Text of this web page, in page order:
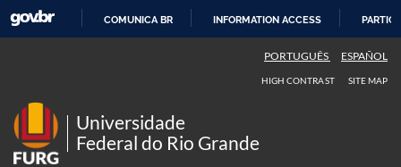
COMUNICA BR INFORMATION ACCESS
PORTUGUÊS ESPAÑOL
HIGH CONTRAST SITE MAP
Universidade
Federal do Rio Grande